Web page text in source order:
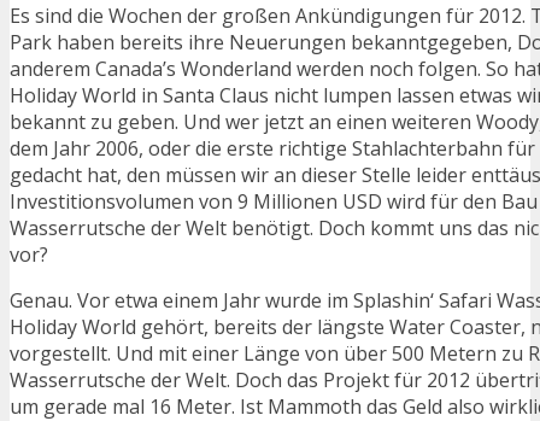
Es sind die Wochen der großen Ankündigungen für 2012.
Park haben bereits ihre Neuerungen bekanntgegeben,
anderem Canada’s Wonderland werden noch folgen. So
Holiday World in Santa Claus nicht lumpen lassen etwas
bekannt zu geben. Und wer jetzt an einen weiteren
dem Jahr 2006, oder die erste richtige Stahlachterbahn
gedacht hat, den müssen wir an dieser Stelle leider
Investitionsvolumen von 9 Millionen USD wird für den
Wasserrutsche der Welt benötigt. Doch kommt uns das
vor?
Genau. Vor etwa einem Jahr wurde im Splashin‘ Safari
Holiday World gehört, bereits der längste Water Coaster,
vorgestellt. Und mit einer Länge von über 500 Metern zu
Wasserrutsche der Welt. Doch das Projekt für 2012
um gerade mal 16 Meter. Ist Mammoth das Geld also